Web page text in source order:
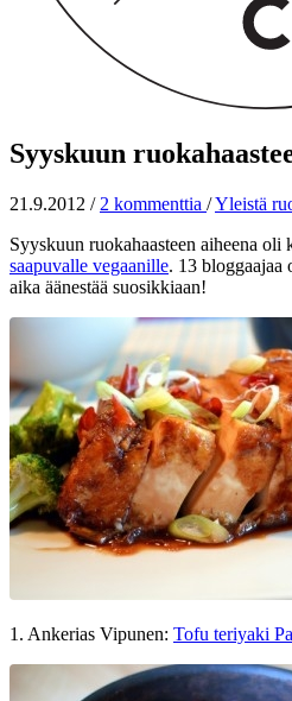
Syyskuun
21.9.2012 / 2 kommenttia /Yleistä
Syyskuun ruokahaasteen aiheena oli
saapuvalle vegaanille. 13 bloggaajaa
aika äänestää suosikkiaan!
1. Ankerias Vipunen: Tofu teriyaki